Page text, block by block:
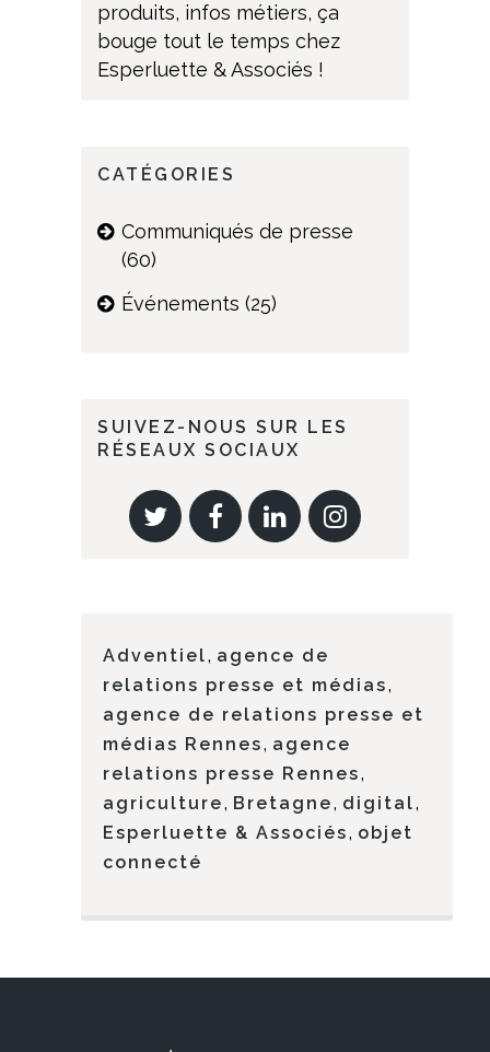
produits, infos métiers, ça
bouge tout le temps chez
Esperluette & Associés !
CATÉGORIES
Communiqués de presse
(60)
Événements (25)
SUIVEZ-NOUS SUR LES
RÉSEAUX SOCIAUX
Adventiel, agence de
relations presse et médias,
agence de relations presse et
médias Rennes, agence
relations presse Rennes,
agriculture, Bretagne, digital,
Esperluette & Associés, objet
connecté